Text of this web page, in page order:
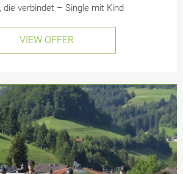
die verbindet – Single mit Kind
VIEW OFFER